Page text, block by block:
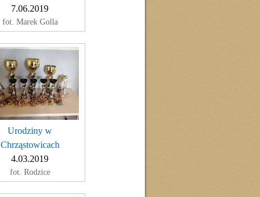
7.06.2019
fot. Marek Golla
Urodziny w
Chrząstowicach
4.03.2019
fot. Rodzice